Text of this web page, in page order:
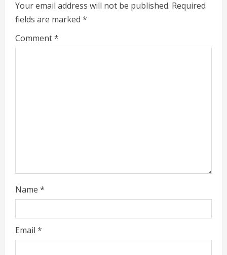
Your email address will not be published. Required
fields are marked *
Comment*
Name *
Email *